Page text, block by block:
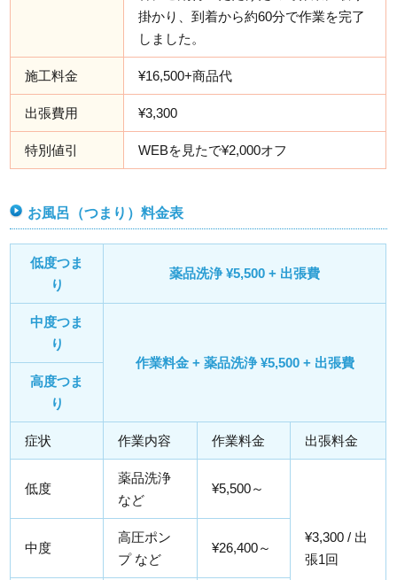
掛かり、到着から約60分で作業を完了
しました。
施工料金 ¥16,500+商品代
出張費用 ¥3,300
特別値引 WEBを見たで¥2,000オフ
お風呂（つまり）料金表
低度つま
り
薬品洗浄 ¥5,500 + 出張費
中度つま
り
作業料金 + 薬品洗浄 ¥5,500 + 出張費
高度つま
り
症状 作業内容 作業料金 出張料金
低度
薬品洗浄
など
¥5,500～
¥3,300 / 出
張1回
中度
高圧ポン
プ など
¥26,400～